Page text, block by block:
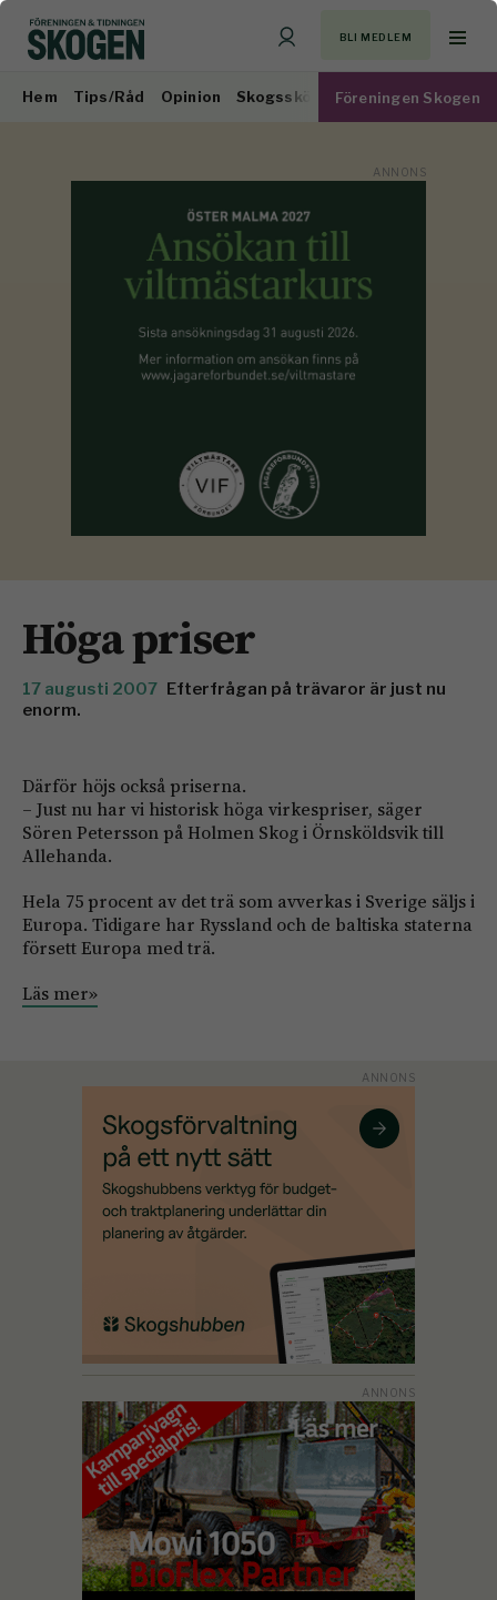
BLI MEDLEM
Hem Tips/Råd Opinion Skogsskötsel Virkesmarknad
Föreningen Skogen
Höga priser
17 augusti 2007 Efterfrågan på trävaror är just nu
enorm.
Därför höjs också priserna.
– Just nu har vi historisk höga virkespriser, säger
Sören Petersson på Holmen Skog i Örnsköldsvik till
Allehanda.
Hela 75 procent av det trä som avverkas i Sverige säljs i
Europa. Tidigare har Ryssland och de baltiska staterna
försett Europa med trä.
Läs mer»